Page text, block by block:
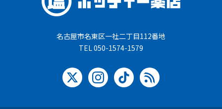
名古屋市名東区一社二丁目112番地
TEL 050-1574-1579